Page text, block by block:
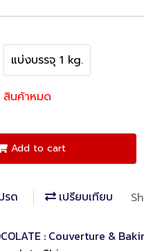
แบ่งบรรจุ 1 kg.
สินค้าหมด
Add to cart
รด เปรียบเทียบ
: Couverture &